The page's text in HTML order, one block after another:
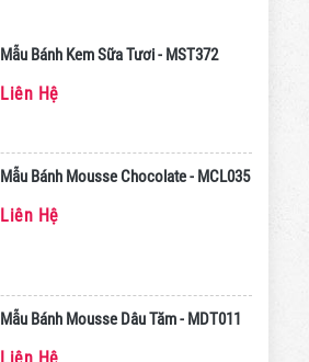
Mẫu Bánh Kem Sữa Tươi - MST372
Liên Hệ
Mẫu Bánh Mousse Chocolate - MCL035
Liên Hệ
Mẫu Bánh Mousse Dâu Tăm - MDT011